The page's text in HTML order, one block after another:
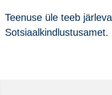
Teenuse üle teeb
Sotsiaalkindlustusamet.